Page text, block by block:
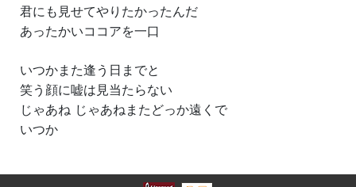
君にも見せてやりたかったんだ
あったかいココアを一口
いつかまた逢う日までと
笑う顔に嘘は見当たらない
じゃあね じゃあねまたどっか遠くで
いつか